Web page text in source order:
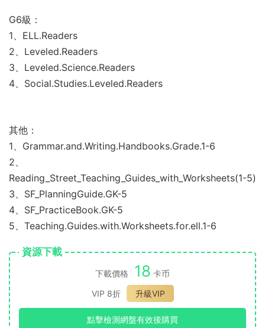
G6級：
1、ELL.Readers
2、Leveled.Readers
3、Leveled.Science.Readers
4、Social.Studies.Leveled.Readers
其他：
1、Grammar.and.Writing.Handbooks.Grade.1-6
2、
Reading_Street_Teaching_Guides_with_Worksheets(1-5)
3、SF_PlanningGuide.GK-5
4、SF_PracticeBook.GK-5
5、Teaching.Guides.with.Worksheets.for.ell.1-6
資源下載
下載價格 18 卡币
VIP 8折
升級VIP
點擊檢測網盤有效後購買